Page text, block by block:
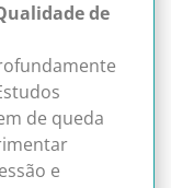
de
de queda
e